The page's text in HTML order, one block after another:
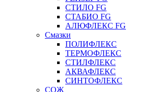
СТИЛО FG
СТАБИО FG
АЛЮФЛЕКС FG
Смазки
ПОЛИФЛЕКС
ТЕРМОФЛЕКС
СТИЛФЛЕКС
АКВАФЛЕКС
СИНТОФЛЕКС
СОЖ